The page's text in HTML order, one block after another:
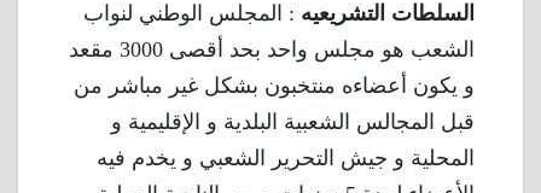
السلطات التشريعيه : المجلس الوطني لنواب
الشعب هو مجلس واحد بحد أقصى 3000 مقعد
و يكون أعضاءه منتخبون بشكل غير مباشر من
قبل المجالس الشعبية البلدية و الإقليمية و
المحلية و جيش التحرير الشعبي و يخدم فيه